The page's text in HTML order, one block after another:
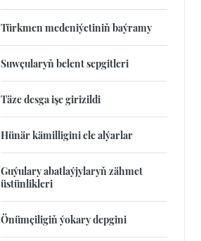
Türkmen medeniýetiniň baýramy
Suwçularyň belent sepgitleri
Täze desga işe girizildi
Hünär kämilligini ele alýarlar
Guýulary abatlaýjylaryň zähmet
üstünlikleri
Önümçiligiň ýokary depgini